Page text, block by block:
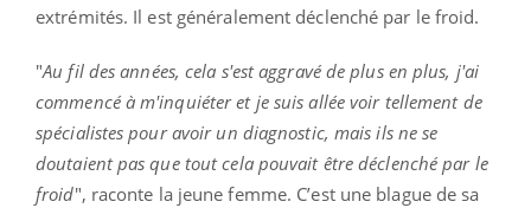
extrémités. Il est généralement déclenché par le froid.
"Au fil des années, cela s'est aggravé de plus en plus, j'ai
commencé à m'inquiéter et je suis allée voir tellement de
spécialistes pour avoir un diagnostic, mais ils ne se
doutaient pas que tout cela pouvait être déclenché par le
froid", raconte la jeune femme. C’est une blague de sa